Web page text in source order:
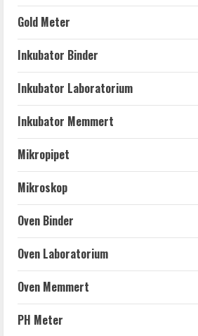
Gold Meter
Inkubator Binder
Inkubator Laboratorium
Inkubator Memmert
Mikropipet
Mikroskop
Oven Binder
Oven Laboratorium
Oven Memmert
PH Meter